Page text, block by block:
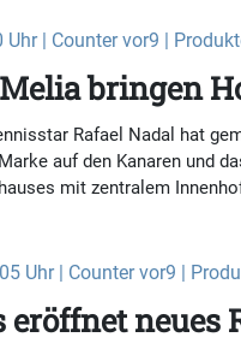
| Counter vor9 |
bringen
Rafael Nadal hat
auf den Kanaren und
mit zentralem
Uhr | Counter vor9 |
eröffnet neues